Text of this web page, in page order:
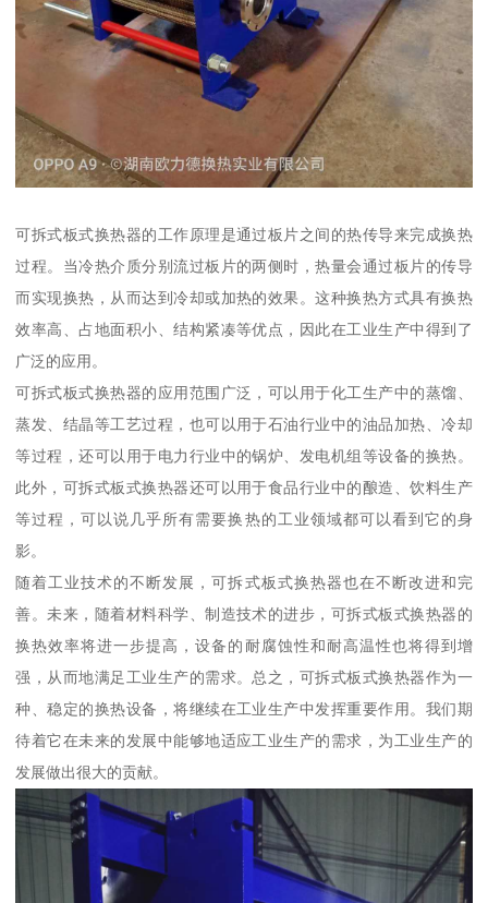
可拆式板式换热器的工作原理是通过板片之间的热传导来完成换热
过程。当冷热介质分别流过板片的两侧时，热量会通过板片的传导
而实现换热，从而达到冷却或加热的效果。这种换热方式具有换热
效率高、占地面积小、结构紧凑等优点，因此在工业生产中得到了
广泛的应用。
可拆式板式换热器的应用范围广泛，可以用于化工生产中的蒸馏、
蒸发、结晶等工艺过程，也可以用于石油行业中的油品加热、冷却
等过程，还可以用于电力行业中的锅炉、发电机组等设备的换热。
此外，可拆式板式换热器还可以用于食品行业中的酿造、饮料生产
等过程，可以说几乎所有需要换热的工业领域都可以看到它的身
影。
随着工业技术的不断发展，可拆式板式换热器也在不断改进和完
善。未来，随着材料科学、制造技术的进步，可拆式板式换热器的
换热效率将进一步提高，设备的耐腐蚀性和耐高温性也将得到增
强，从而地满足工业生产的需求。总之，可拆式板式换热器作为一
种、稳定的换热设备，将继续在工业生产中发挥重要作用。我们期
待着它在未来的发展中能够地适应工业生产的需求，为工业生产的
发展做出很大的贡献。